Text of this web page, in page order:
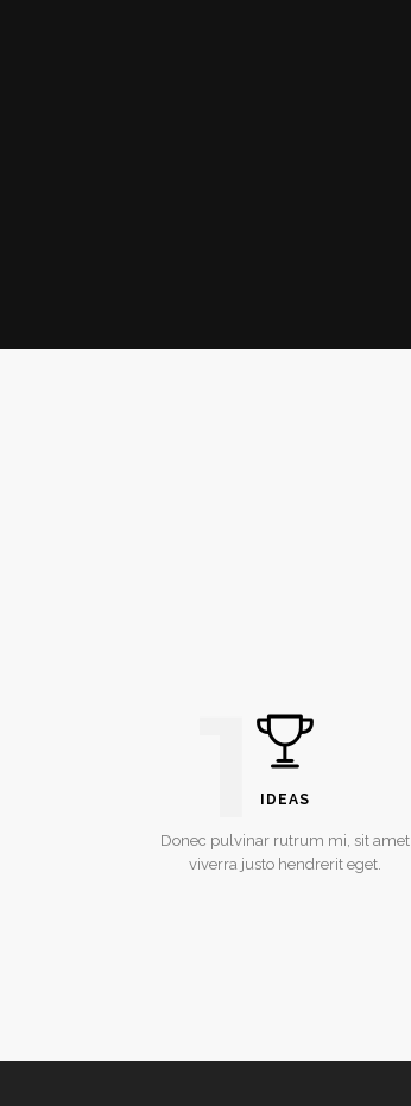
IDEAS
Donec pulvinar rutrum mi, sit amet
viverra justo hendrerit eget.